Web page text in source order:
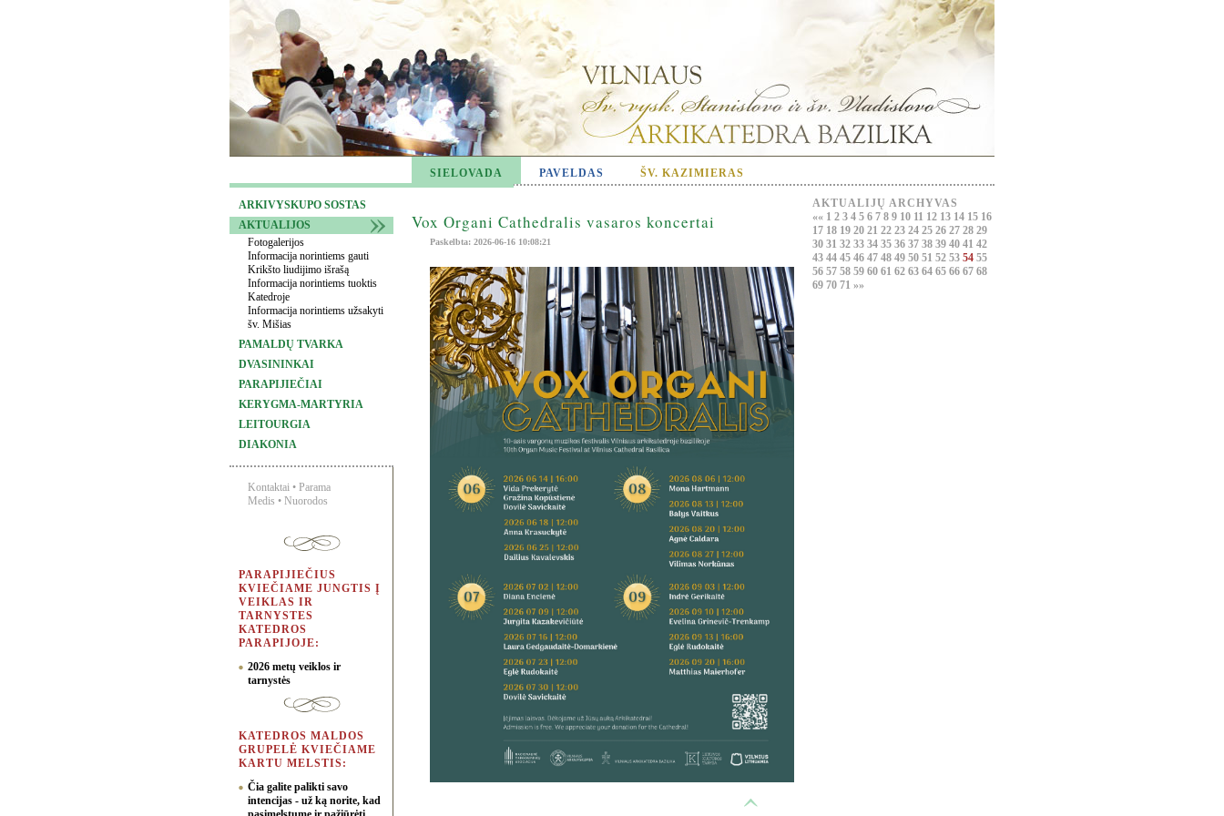
SIELOVADA PAVELDAS ŠV. KAZIMIERAS
ARKIVYSKUPO SOSTAS
AKTUALIJOS
Fotogalerijos
Informacija norintiems gauti
Krikšto liudijimo išrašą
Informacija norintiems tuoktis
Katedroje
Informacija norintiems užsakyti
šv. Mišias
PAMALDŲ TVARKA
DVASININKAI
PARAPIJIEČIAI
KERYGMA-MARTYRIA
LEITOURGIA
DIAKONIA
Kontaktai • Parama
Medis • Nuorodos
PARAPIJIEČIUS
KVIEČIAME JUNGTIS Į
VEIKLAS IR
TARNYSTES
KATEDROS
PARAPIJOJE:
2026 metų veiklos ir
tarnystės
KATEDROS MALDOS
GRUPELĖ KVIEČIAME
KARTU MELSTIS:
Čia galite palikti savo
intencijas - už ką norite, kad
Vox Organi Cathedralis vasaros koncertai
Paskelbta: 2026-06-16 10:08:21
AKTUALIJŲ ARCHYVAS
«« 1 2 3 4 5 6 7 8 9 10 11 12 13 14 15 16
17 18 19 20 21 22 23 24 25 26 27 28 29
30 31 32 33 34 35 36 37 38 39 40 41 42
43 44 45 46 47 48 49 50 51 52 53 54 55
56 57 58 59 60 61 62 63 64 65 66 67 68
69 70 71 »»